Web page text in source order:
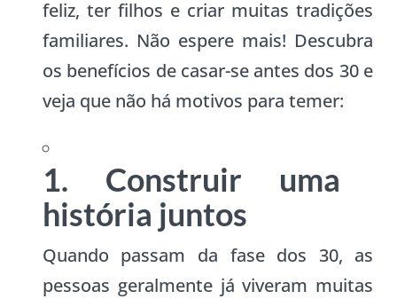
feliz, ter filhos e criar muitas tradições
familiares. Não espere mais! Descubra
os benefícios de casar-se antes dos 30 e
veja que não há motivos para temer:
1. Construir uma
história juntos
Quando passam da fase dos 30, as
pessoas geralmente já viveram muitas